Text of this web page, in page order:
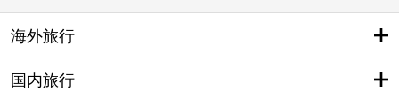
海外旅行
国内旅行